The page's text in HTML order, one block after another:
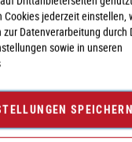
Cookies jederzeit einstellen,
Datenverarbeitung durch
sowie in unseren
SPEICHERN